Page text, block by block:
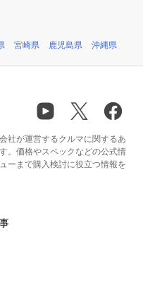
宮崎県 鹿児島県 沖縄県
社が運営するクルマに関するあ
。価格やスペックなどの公式情
ーまで購入検討に役立つ情報を